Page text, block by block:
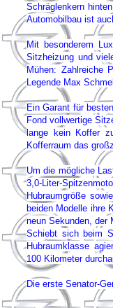
Schräglenkern
Automobilbau ist
Mit besonderem
Sitzheizung und
Mühen: Zahlreiche
Legende Max
Ein Garant für
Fond vollwertige
lange kein Koffer
Kofferraum das
Um die mögliche
3,0-Liter-
Hubraumgröße
beiden Modelle ihre
neun Sekunden, der
Schiebt sich beim
Hubraumklasse
100 Kilometer
Die erste Senator-